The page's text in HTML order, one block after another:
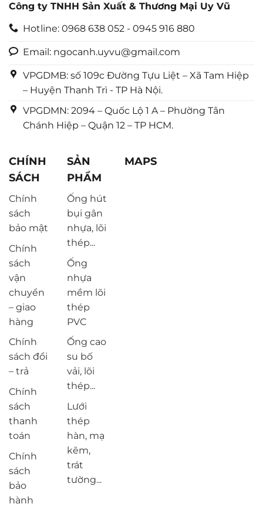
Công ty TNHH Sản Xuất & Thương Mại Uy Vũ
Hotline: 0968 638 052 - 0945 916 880
Email: ngocanh.uyvu@gmail.com
VPGDMB: số 109c Đường Tựu Liệt – Xã Tam Hiệp
– Huyện Thanh Trì - TP Hà Nội.
VPGDMN: 2094 – Quốc Lộ 1 A – Phường Tân
Chánh Hiệp – Quận 12 – TP HCM.
CHÍNH
SÁCH
Chính
sách
bảo mật
Chính
sách
vận
chuyển
– giao
hàng
Chính
sách đổi
– trả
Chính
sách
thanh
toán
Chính
sách
bảo
hành
SẢN
PHẨM
Ống hút
bụi gân
nhựa, lõi
thép...
Ống
nhựa
mềm lõi
thép
PVC
Ống cao
su bố
vải, lõi
thép...
Lưới
thép
hàn, mạ
kẽm,
trát
tường...
MAPS